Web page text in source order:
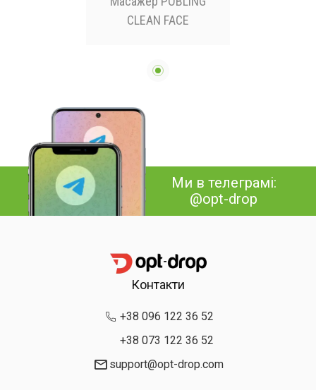
CLEAN FACE
Ми в телеграмі:
@opt-drop
Контакти
+38 096 122 36 52
+38 073 122 36 52
support@opt-drop.com